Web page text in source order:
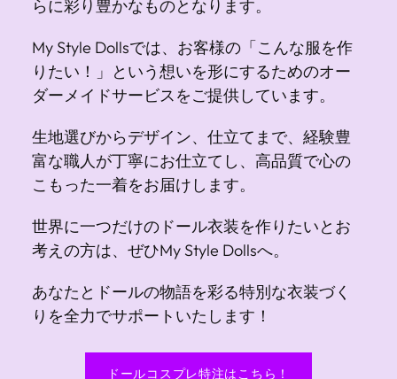
らに彩り豊かなものとなります。
My Style Dollsでは、お客様の「こんな服を作
りたい！」という想いを形にするためのオー
ダーメイドサービスをご提供しています。
生地選びからデザイン、仕立てまで、経験豊
富な職人が丁寧にお仕立てし、高品質で心の
こもった一着をお届けします。
世界に一つだけのドール衣装を作りたいとお
考えの方は、ぜひMy Style Dollsへ。
あなたとドールの物語を彩る特別な衣装づく
りを全力でサポートいたします！
ドールコスプレ特注はこちら！